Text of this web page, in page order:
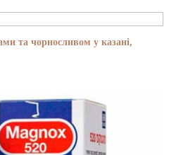
та чорносливом у казані,